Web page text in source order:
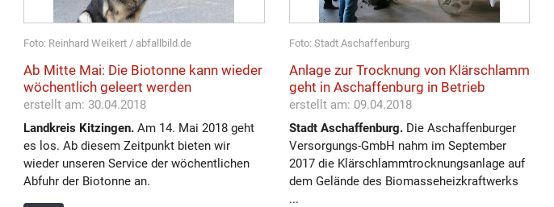
Foto: Reinhard Weikert / abfallbild.de
Ab Mitte Mai: Die Biotonne kann wieder
wöchentlich geleert werden
erstellt am: 30.04.2018
Landkreis Kitzingen. Am 14. Mai 2018 geht
es los. Ab diesem Zeitpunkt bieten wir
wieder unseren Service der wöchentlichen
Abfuhr der Biotonne an.
Foto: Stadt Aschaffenburg
Anlage zur Trocknung von Klärschlamm
geht in Aschaffenburg in Betrieb
erstellt am: 09.04.2018
Stadt Aschaffenburg.Die Aschaffenburger
Versorgungs-GmbH nahm im September
2017 die Klärschlammtrocknungsanlage auf
dem Gelände des Biomasseheizkraftwerks
...